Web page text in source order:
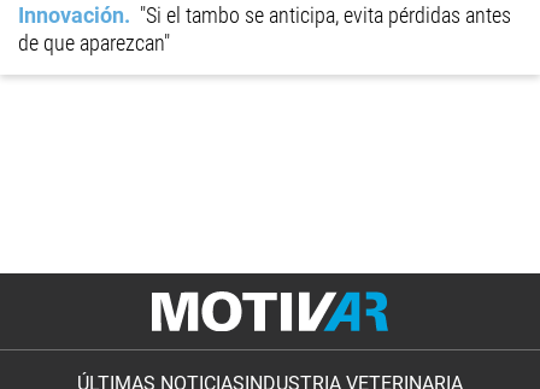
Innovación
"Si el tambo se anticipa, evita pérdidas antes
de que aparezcan"
ÚLTIMAS NOTICIAS INDUSTRIA VETERINARIA